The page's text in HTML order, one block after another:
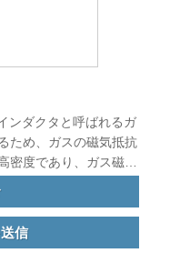
ンダクタと呼ばれるガ
ため、ガスの磁気抵抗
密度であり、ガス磁気
信